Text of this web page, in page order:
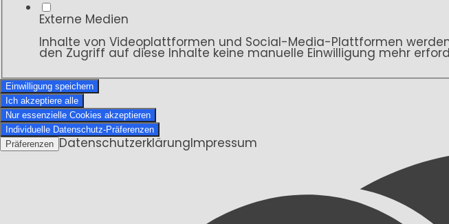
Externe Medien
Inhalte von Videoplattformen und Social-Media-Plattformen
den Zugriff auf diese Inhalte keine manuelle Einwilligung mehr
Einwilligung speichern
Ich akzeptiere alle
Nur essenzielle Cookies akzeptieren
Individuelle Datenschutz-Präferenzen
Präferenzen DatenschutzerklärungImpressum